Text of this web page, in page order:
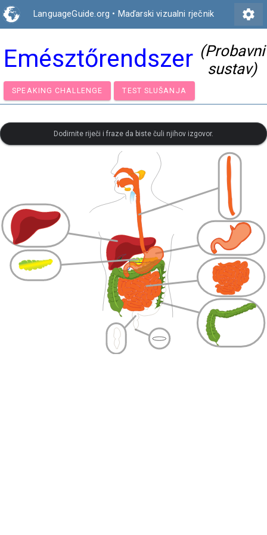
LanguageGuide.org • Maďarski vizualni rječnik settings
Emésztőrendszer (Probavni
sustav)
SPEAKING CHALLENGE TEST SLUŠANJA
Dodirnite riječi i fraze da biste čuli njihov izgovor.